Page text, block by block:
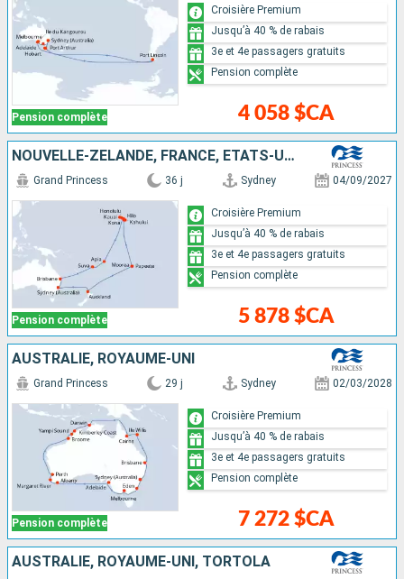
Pension complète 4 058 $CA
Croisière Premium
Jusqu’à 40 % de rabais
3e et 4e passagers gratuits
Pension complète
NOUVELLE-ZÉLANDE, FRANCE, ÉTATS-UNIS, SAMOA, FIDJI (ÎLES), AUSTRALIE
Pension complète
Grand Princess 36 j Sydney 04/09/2027
5 878 $CA
Croisière Premium
Jusqu’à 40 % de rabais
3e et 4e passagers gratuits
Pension complète
AUSTRALIE, ROYAUME-UNI
Pension complète
Grand Princess 29 j Sydney 02/03/2028
7 272 $CA
Croisière Premium
Jusqu’à 40 % de rabais
3e et 4e passagers gratuits
Pension complète
AUSTRALIE, ROYAUME-UNI, TORTOLA